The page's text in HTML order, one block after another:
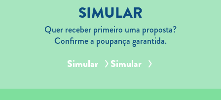
SIMULAR
Quer receber primeiro uma proposta?
Confirme a poupança garantida.
Simular Simular